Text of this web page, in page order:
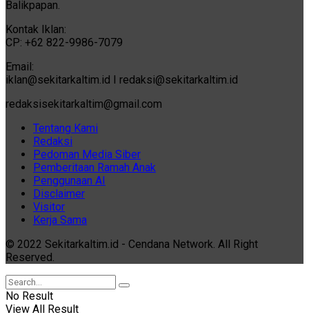
Balikpapan.
Kontak Iklan:
CP: +62 822-9986-7079
Email:
iklan@sekitarkaltim.id I redaksi@sekitarkaltim.id
redaksisekitarkaltim@gmail.com
Tentang Kami
Redaksi
Pedoman Media Siber
Pemberitaan Ramah Anak
Penggunaan AI
Disclaimer
Visitor
Kerja Sama
© 2022 Sekitarkaltim.id - Cendana Network. All Right
Reserved.
No Result
View All Result